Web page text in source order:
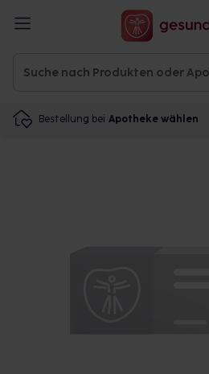
Bestellung bei Apotheke wählen